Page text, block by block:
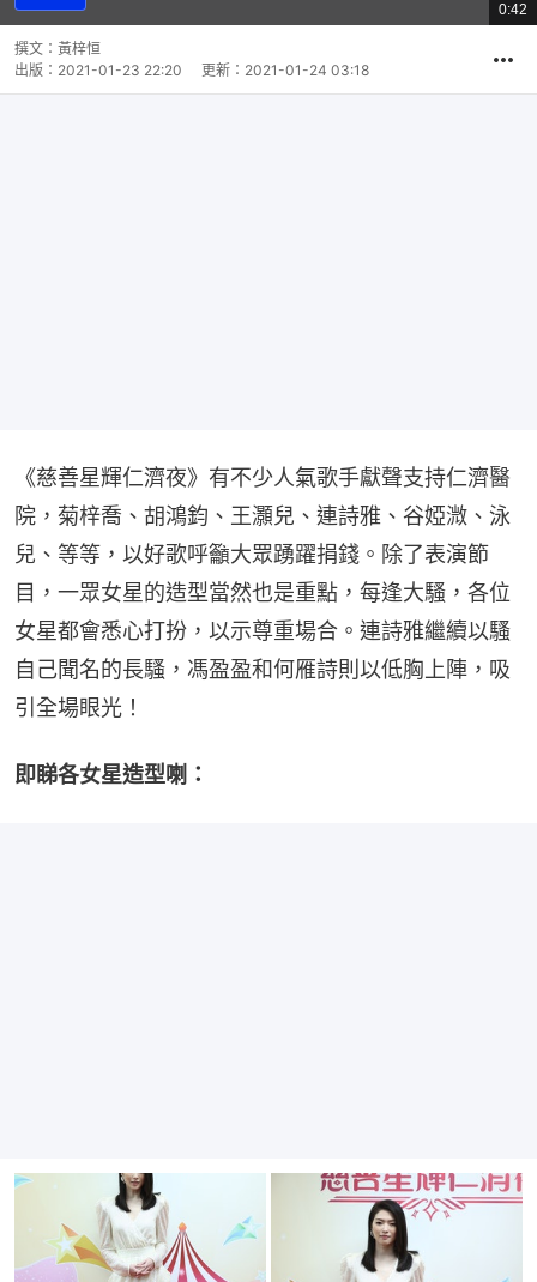
總
共
0:42
撰文： 黃梓恒
出版： 2021-01-23 22:20 更新： 2021-01-24 03:18
《慈善星輝仁濟夜》有不少人氣歌手獻聲支持仁濟醫
院，菊梓喬、胡鴻鈞、王灝兒、連詩雅、谷婭溦、泳
兒、等等，以好歌呼籲大眾踴躍捐錢。除了表演節
目，一眾女星的造型當然也是重點，每逢大騷，各位
女星都會悉心打扮，以示尊重場合。連詩雅繼續以騷
自己聞名的長騷，馮盈盈和何雁詩則以低胸上陣，吸
引全場眼光！
即睇各女星造型喇：